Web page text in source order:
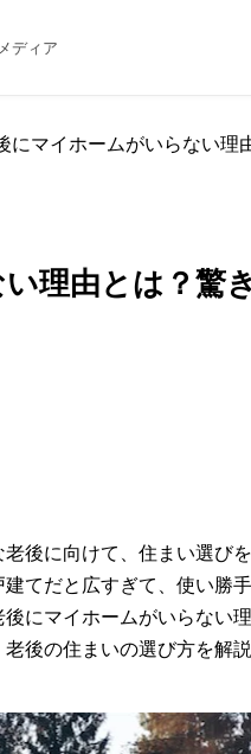
ディア
にマイホームがいらない理
理由とは？驚
後に向けて、住まい選び
てだと広すぎて、使い勝
にマイホームがいらない理
後の住まいの選び方を解説